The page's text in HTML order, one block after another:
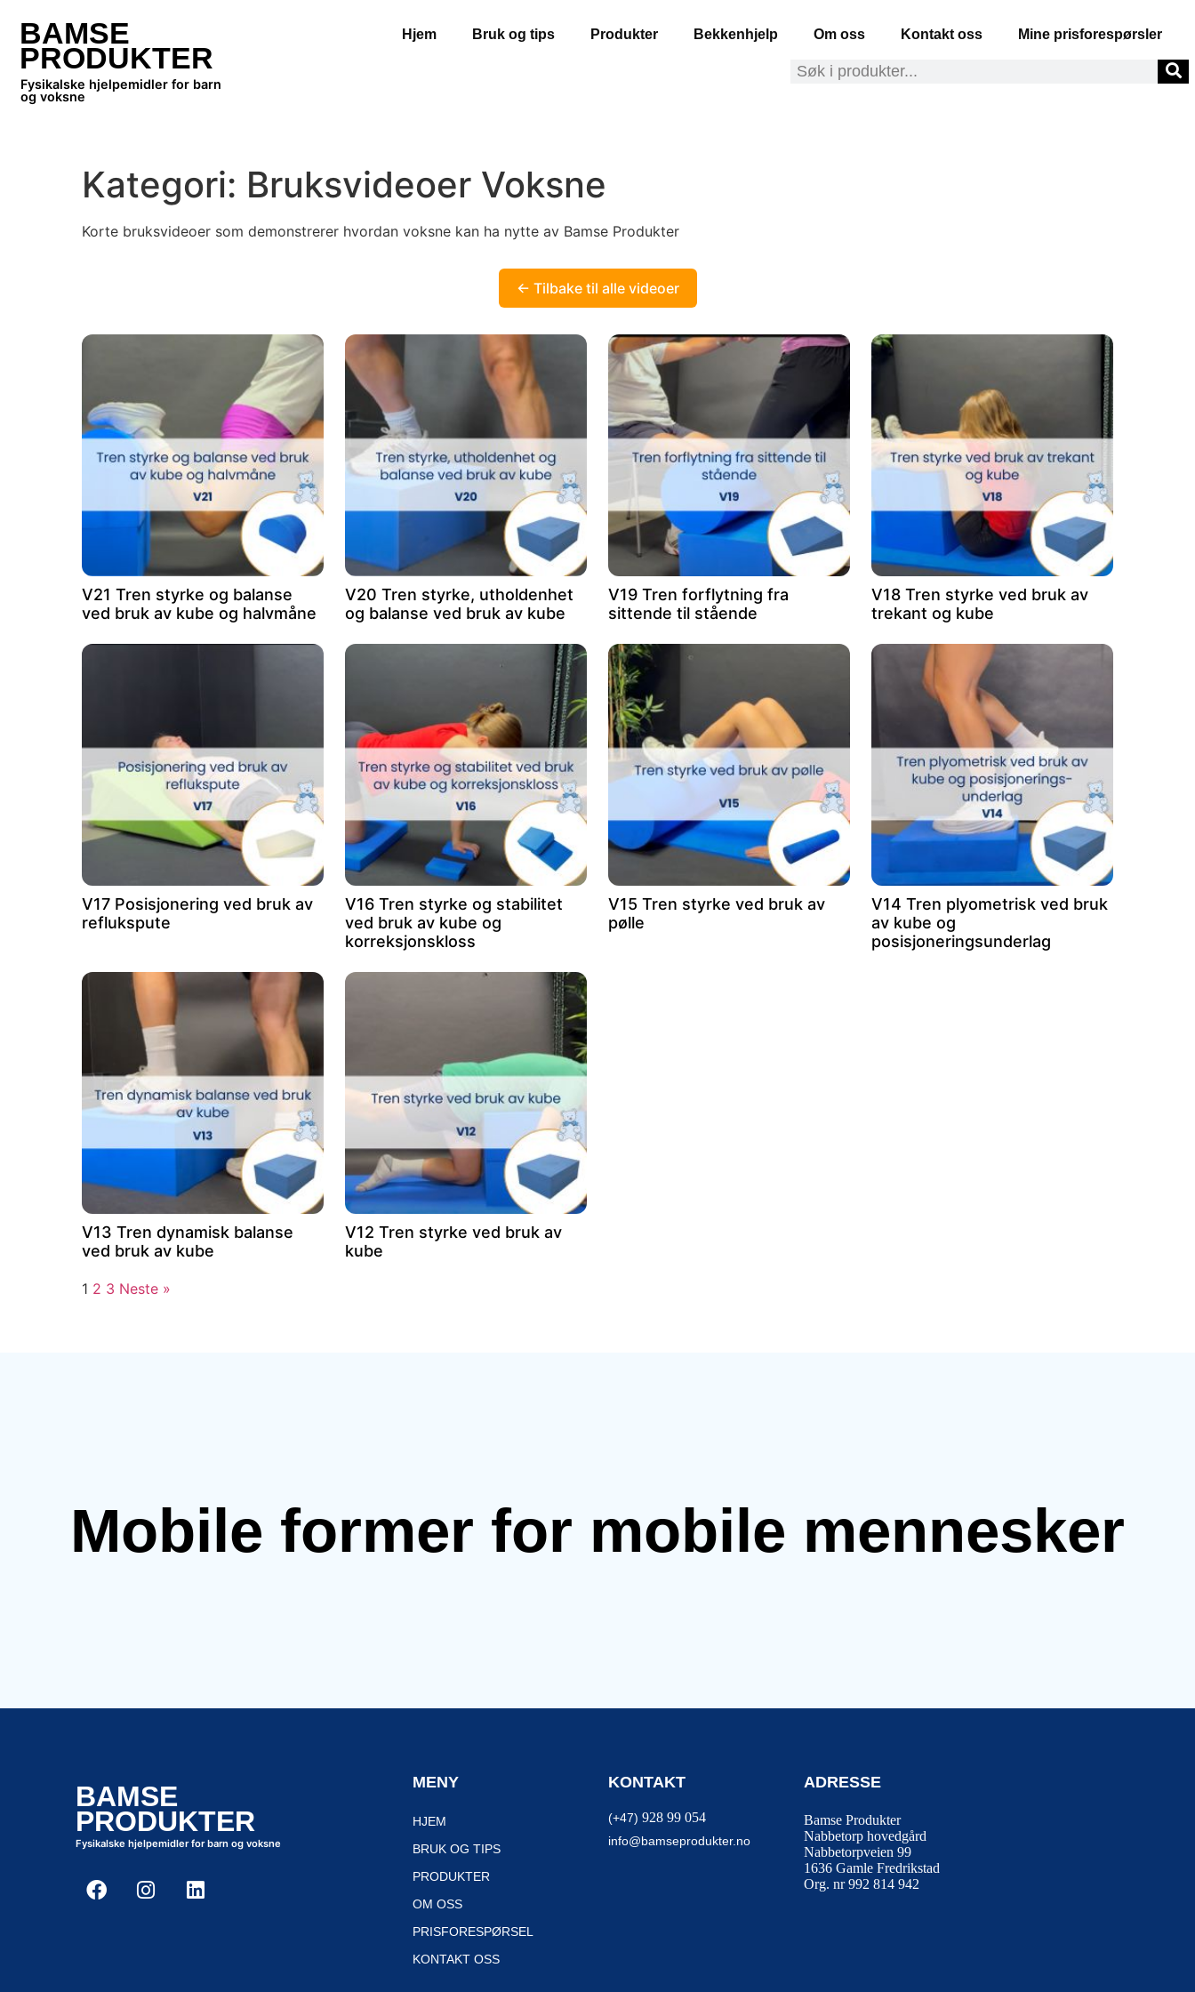
BAMSE
PRODUKTER
Fysikalske hjelpemidler for barn
og voksne
Hjem Bruk og tips Produkter Bekkenhjelp Om oss Kontakt oss Mine prisforespørsler
Kategori: Bruksvideoer Voksne
Korte bruksvideoer som demonstrerer hvordan voksne kan ha nytte av Bamse Produkter
← Tilbake til alle videoer
V21 Tren styrke og balanse
ved bruk av kube og halvmåne
V20 Tren styrke, utholdenhet
og balanse ved bruk av kube
V19 Tren forflytning fra
sittende til stående
V18 Tren styrke ved bruk av
trekant og kube
V17 Posisjonering ved bruk av
reflukspute
V16 Tren styrke og stabilitet
ved bruk av kube og
korreksjonskloss
V15 Tren styrke ved bruk av
pølle
V14 Tren plyometrisk ved bruk
av kube og
posisjoneringsunderlag
V13 Tren dynamisk balanse
ved bruk av kube
V12 Tren styrke ved bruk av
kube
1 2 3 Neste »
Mobile former for mobile mennesker
BAMSE
PRODUKTER
Fysikalske hjelpemidler for barn og voksne
MENY
HJEM
BRUK OG TIPS
PRODUKTER
OM OSS
PRISFORESPØRSEL
KONTAKT OSS
KONTAKT
(+47) 928 99 054
info@bamseprodukter.no
ADRESSE
Bamse Produkter
Nabbetorp hovedgård
Nabbetorpveien 99
1636 Gamle Fredrikstad
Org. nr 992 814 942